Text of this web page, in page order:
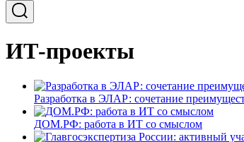
ИТ-проекты
Разработка в ЭЛАР: сочетание
ДОМ.РФ: работа в ИТ со смыслом